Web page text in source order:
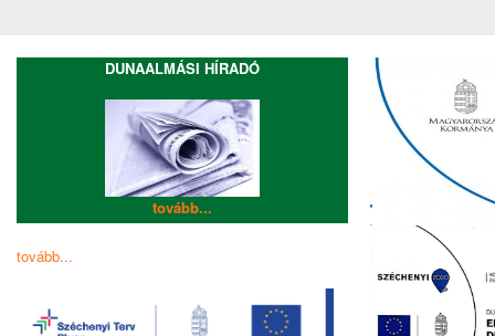
DUNAALMÁSI HÍRADÓ
tovább...
tovább...